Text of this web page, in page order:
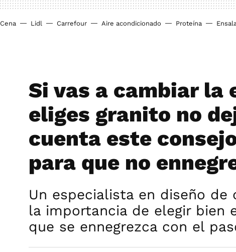
Cena Lidl Carrefour Aire acondicionado Proteína
Si vas a cambiar la
eliges granito no
cuenta este
para que no
Un especialista en diseño de
la importancia de elegir bien
que se ennegrezca con el